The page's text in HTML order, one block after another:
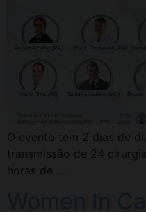
O evento tem 2 dias de
transmissão de 24
horas de …